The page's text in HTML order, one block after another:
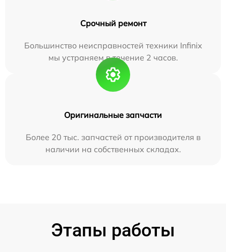
Срочный ремонт
Большинство неисправностей техники Infinix
мы устраняем в течение 2 часов.
Оригинальные запчасти
Более 20 тыс. запчастей от производителя в
наличии на собственных складах.
Этапы работы